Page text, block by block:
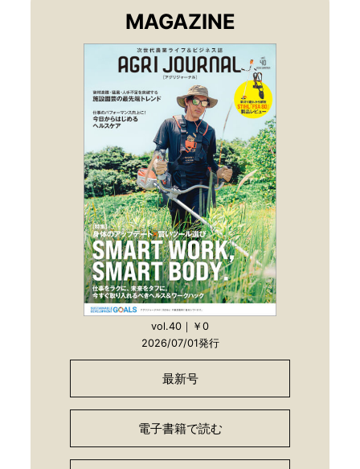
MAGAZINE
vol.40｜￥0
2026/07/01発行
最新号
電子書籍で読む